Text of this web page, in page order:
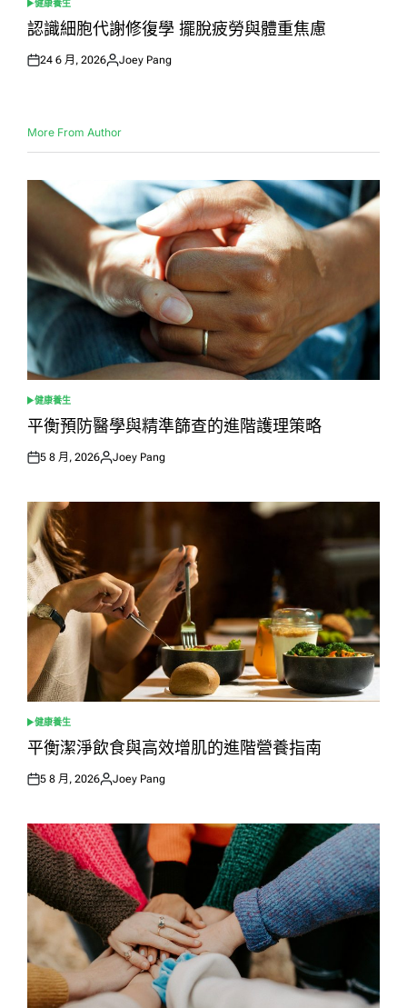
POSTED
IN
健康養生
認識細胞代謝修復學 擺脫疲勞與體重焦慮
Posted
24 6 月, 2026
Posted
Joey Pang
More From Author
POSTED
IN
健康養生
平衡預防醫學與精準篩查的進階護理策略
Posted
5 8 月, 2026
Posted
Joey Pang
POSTED
IN
健康養生
平衡潔淨飲食與高效增肌的進階營養指南
Posted
5 8 月, 2026
Posted
Joey Pang